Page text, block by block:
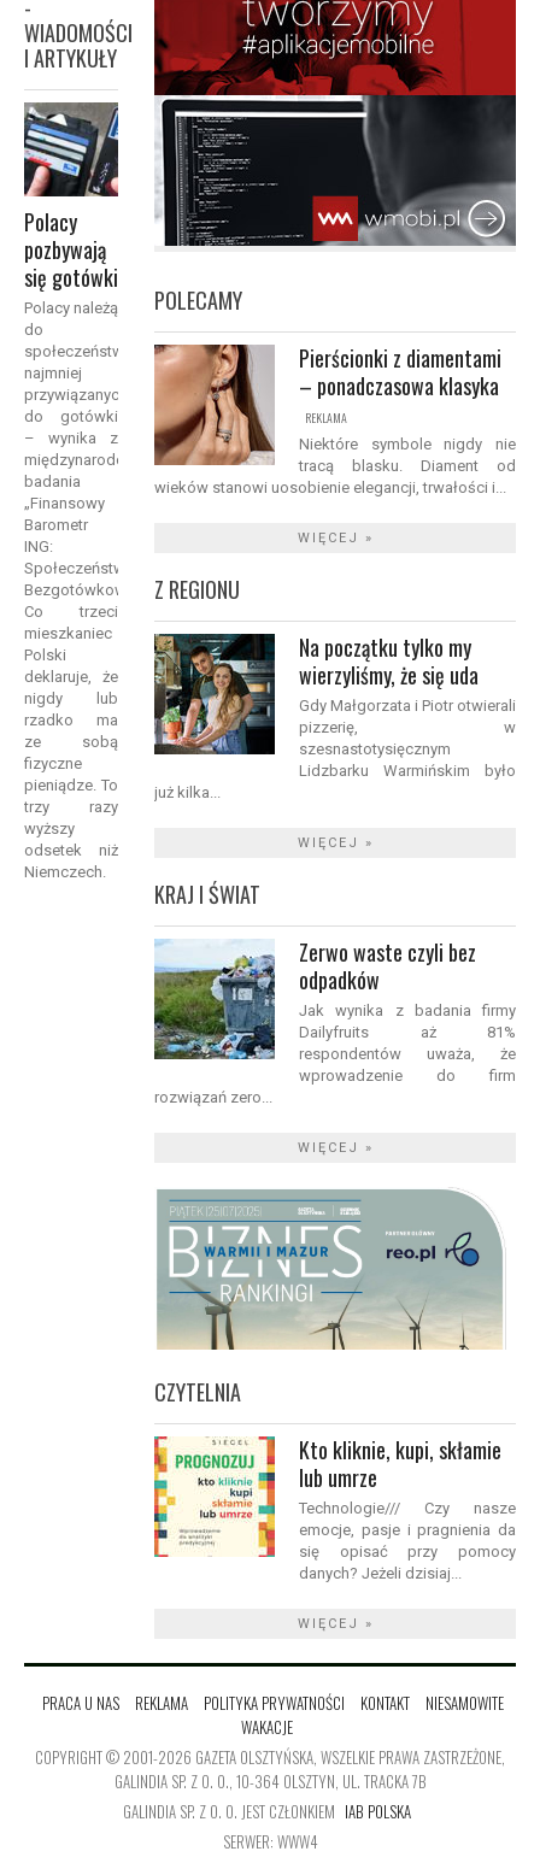
-
WIADOMOŚCI
I ARTYKUŁY
Polacy
pozbywają
się gotówki
Polacy należą
do
społeczeństw
najmniej
przywiązanych
do gotówki
– wynika z
międzynarodowego
badania
„Finansowy
Barometr
ING:
Społeczeństwo
Bezgotówkowe”.
Co trzeci
mieszkaniec
Polski
deklaruje, że
nigdy lub
rzadko ma
ze sobą
fizyczne
pieniądze. To
trzy razy
wyższy
odsetek niż
Niemczech.
POLECAMY
Pierścionki z diamentami
– ponadczasowa klasyka
REKLAMA
Niektóre symbole nigdy nie
tracą blasku. Diament od
wieków stanowi uosobienie elegancji, trwałości i...
WIĘCEJ »
Z REGIONU
Na początku tylko my
wierzyliśmy, że się uda
Gdy Małgorzata i Piotr otwierali
pizzerię, w
szesnastotysięcznym
Lidzbarku Warmińskim było
już kilka...
WIĘCEJ »
KRAJ I ŚWIAT
Zerwo waste czyli bez
odpadków
Jak wynika z badania firmy
Dailyfruits aż 81%
respondentów uważa, że
wprowadzenie do firm
rozwiązań zero...
WIĘCEJ »
CZYTELNIA
Kto kliknie, kupi, skłamie
lub umrze
Technologie/// Czy nasze
emocje, pasje i pragnienia da
się opisać przy pomocy
danych? Jeżeli dzisiaj...
WIĘCEJ »
PRACA U NAS REKLAMA POLITYKA PRYWATNOŚCI KONTAKT
NIESAMOWITE
WAKACJE
COPYRIGHT © 2001-2026 GAZETA OLSZTYŃSKA, WSZELKIE PRAWA ZASTRZEŻONE,
GALINDIA SP. Z O. O., 10-364 OLSZTYN, UL. TRACKA 7B
GALINDIA SP. Z O. O. JEST CZŁONKIEM IAB POLSKA
SERWER: WWW4